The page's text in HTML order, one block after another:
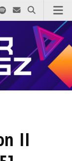
zadzwoń
u
na Xnas na Instagram-ie
nas na TikTok-u
Szukaj nas na Spotify
Wyślij do nas
Szukaj
II